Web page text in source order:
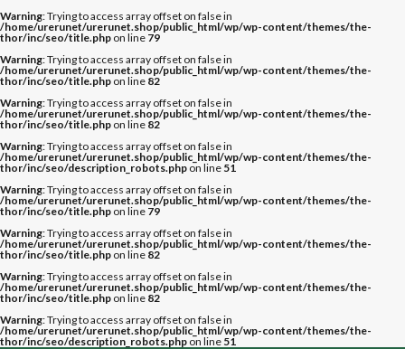
Warning: Trying to access array offset on false in
/home/urerunet/urerunet.shop/public_html/wp/wp-content/themes/the-
thor/inc/seo/title.php on line 79
Warning: Trying to access array offset on false in
/home/urerunet/urerunet.shop/public_html/wp/wp-content/themes/the-
thor/inc/seo/title.php on line 82
Warning: Trying to access array offset on false in
/home/urerunet/urerunet.shop/public_html/wp/wp-content/themes/the-
thor/inc/seo/title.php on line 82
Warning: Trying to access array offset on false in
/home/urerunet/urerunet.shop/public_html/wp/wp-content/themes/the-
thor/inc/seo/description_robots.php on line 51
Warning: Trying to access array offset on false in
/home/urerunet/urerunet.shop/public_html/wp/wp-content/themes/the-
thor/inc/seo/title.php on line 79
Warning: Trying to access array offset on false in
/home/urerunet/urerunet.shop/public_html/wp/wp-content/themes/the-
thor/inc/seo/title.php on line 82
Warning: Trying to access array offset on false in
/home/urerunet/urerunet.shop/public_html/wp/wp-content/themes/the-
thor/inc/seo/title.php on line 82
Warning: Trying to access array offset on false in
/home/urerunet/urerunet.shop/public_html/wp/wp-content/themes/the-
thor/inc/seo/description_robots.php on line 51